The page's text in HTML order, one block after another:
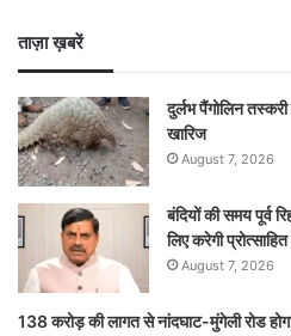
ताज़ा ख़बरें
दुर्लभ पैंगोलिन
खारिज
August 7, 2026
बंदियों की समय पूर्व
लिए करेगी
August 7, 2026
138 करोड़ की लागत से नांदघाट-मुंगेली रोड